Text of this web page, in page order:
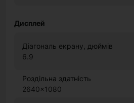
Дисплей
Діагональ екрану, дюймів
6.9
Роздільна здатність
2640x1080